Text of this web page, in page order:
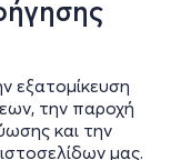
εξατομίκευση
την παροχή
και την
μας.